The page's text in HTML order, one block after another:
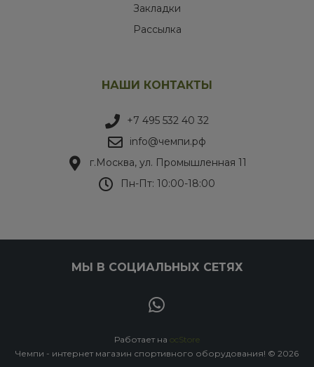
Закладки
Рассылка
НАШИ КОНТАКТЫ
+7 495 532 40 32
info@чемпи.рф
г.Москва, ул. Промышленная 11
Пн-Пт: 10:00-18:00
МЫ В СОЦИАЛЬНЫХ СЕТЯХ
Работает на ocStore
Чемпи - интернет магазин спортивного оборудования! © 2026